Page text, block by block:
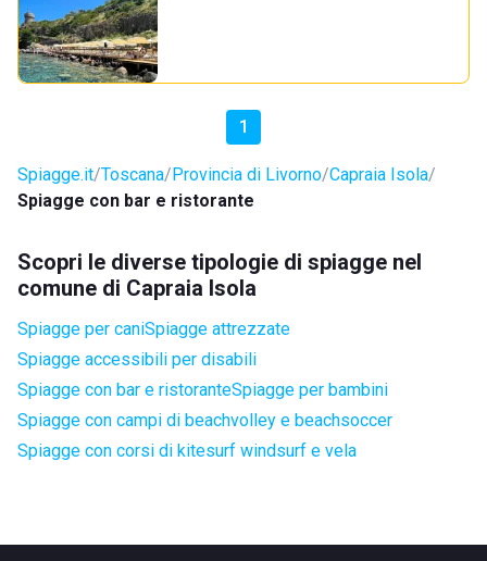
1
Spiagge.it Toscana Provincia di Livorno Capraia Isola
Spiagge con bar e ristorante
Scopri le diverse tipologie di spiagge nel
comune di Capraia Isola
Spiagge per caniSpiagge attrezzate
Spiagge accessibili per disabili
Spiagge con bar e ristoranteSpiagge per bambini
Spiagge con campi di beachvolley e beachsoccer
Spiagge con corsi di kitesurf windsurf e vela